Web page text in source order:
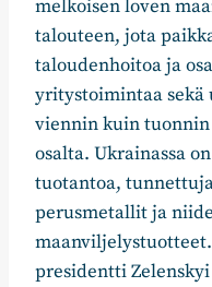
melkoisen loven
talouteen, jota
taloudenhoitoa ja
yritystoimintaa
viennin kuin tuonnin
osalta. Ukrainassa
tuotantoa,
perusmetallit ja
presidentti